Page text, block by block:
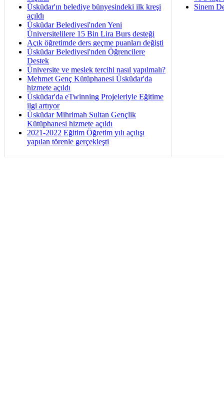
Üsküdar'ın belediye bünyesindeki ilk kreşi
açıldı
Üsküdar Belediyesi'nden Yeni
Üniversitelilere 15 Bin Lira Burs desteği
Açık öğretimde ders geçme puanları değişti
Üsküdar Belediyesi'nden Öğrencilere
Destek
Üniversite ve meslek tercihi nasıl yapılmalı?
Mehmet Genç Kütüphanesi Üsküdar'da
hizmete açıldı
Üsküdar'da eTwinning Projeleriyle Eğitime
ilgi artıyor
Üsküdar Mihrimah Sultan Gençlik
Kütüphanesi hizmete açıldı
2021-2022 Eğitim Öğretim yılı açılışı
yapılan törenle gerçekleşti
Sinem